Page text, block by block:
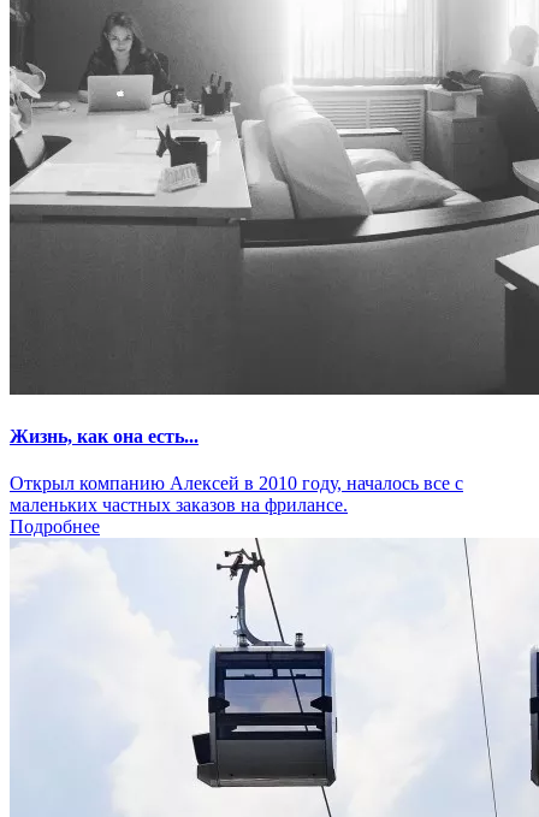
Жизнь, как она есть...
Открыл компанию Алексей в 2010 году, началось все с
маленьких частных заказов на фрилансе.
Подробнее